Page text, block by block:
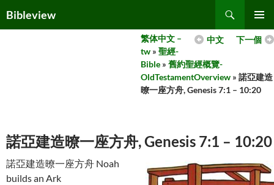
toBibleview
MENU
下一個
中文
繁体中文 –
tw » 聖經-
Bible » 舊約聖經概覽-
OldTestamentOverview » 諾亞建造
暸一座方舟, Genesis 7:1 – 10:20
諾亞建造暸一座方舟, Genesis 7:1 – 10:20
諾亞建造暸一座方舟 Noah
builds an Ark